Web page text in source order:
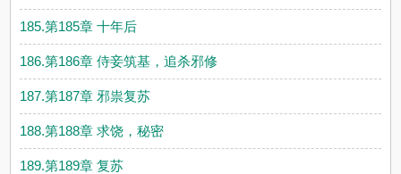
185.第185章 十年后
186.第186章 侍妾筑基，追杀邪修
187.第187章 邪祟复苏
188.第188章 求饶，秘密
189.第189章 复苏